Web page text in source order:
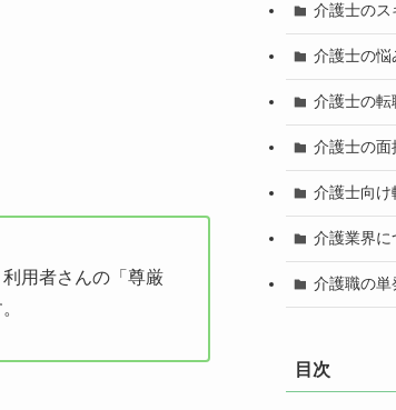
用者さんの「尊厳
介護士の
介護士の悩
介護士の転
介護士の面
介護士向け
介護業界に
介護職の単
目次